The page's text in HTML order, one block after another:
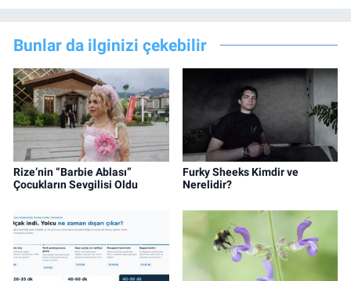
Bunlar da ilginizi çekebilir
Rize’nin “Barbie Ablası”
Çocukların Sevgilisi Oldu
Furky Sheeks Kimdir ve
Nerelidir?